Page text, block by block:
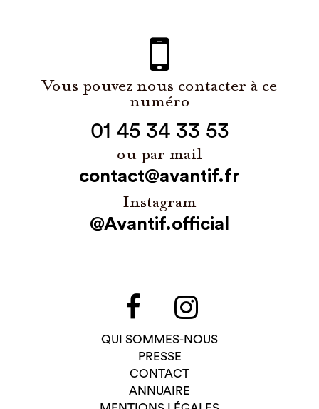
Vous pouvez nous contacter à ce
numéro
01 45 34 33 53
ou par mail
contact@avantif.fr
Instagram
@Avantif.official
QUI SOMMES-NOUS
PRESSE
CONTACT
ANNUAIRE